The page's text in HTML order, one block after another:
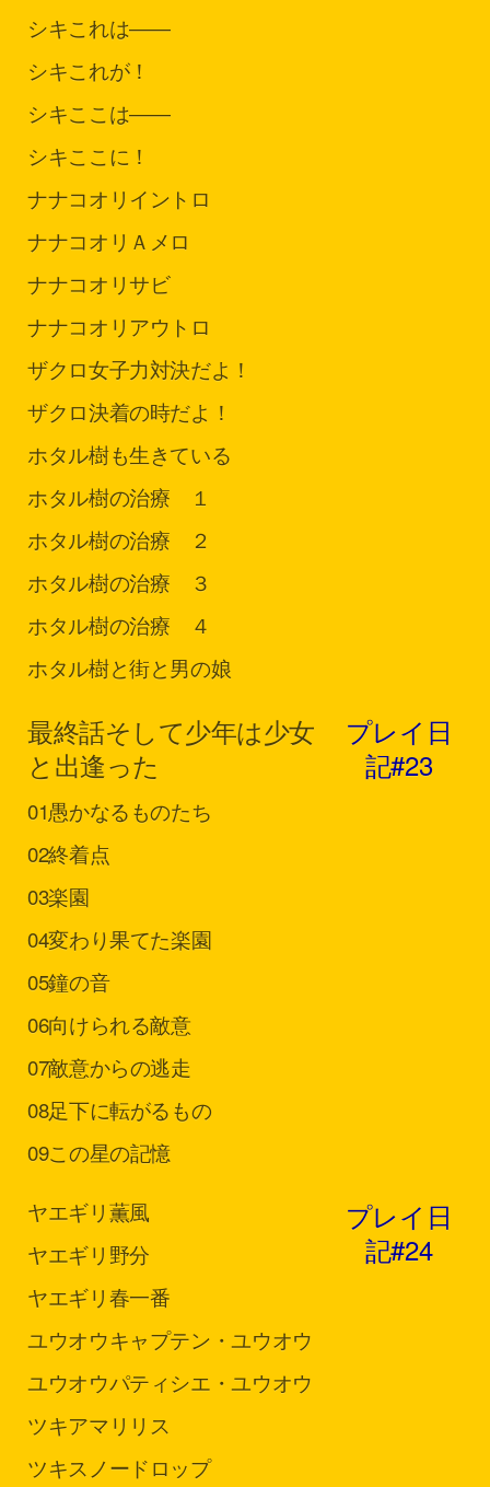
シキこれは――
シキこれが！
シキここは――
シキここに！
ナナコオリ イントロ
ナナコオリ Ａメロ
ナナコオリサビ
ナナコオリ アウトロ
ザクロ女子力対決だよ！
ザクロ決着の時だよ！
ホタル樹も生きている
ホタル樹の治療 １
ホタル樹の治療 ２
ホタル樹の治療 ３
ホタル樹の治療 ４
ホタル樹と街と男の娘
最終話そして少年は少女
と出逢った
01愚かなるものたち
02終着点
03楽園
04変わり果てた楽園
05鐘の音
06向けられる敵意
07敵意からの逃走
08足下に転がるもの
09この星の記憶
プレイ日
記#23
ヤエギリ薫風
ヤエギリ 野分
ヤエギリ春一番
ユウオウキャプテン・ユウオウ
ユウオウパティシエ・ユウオウ
ツキアマリリス
ツキスノードロップ
プレイ日
記#24